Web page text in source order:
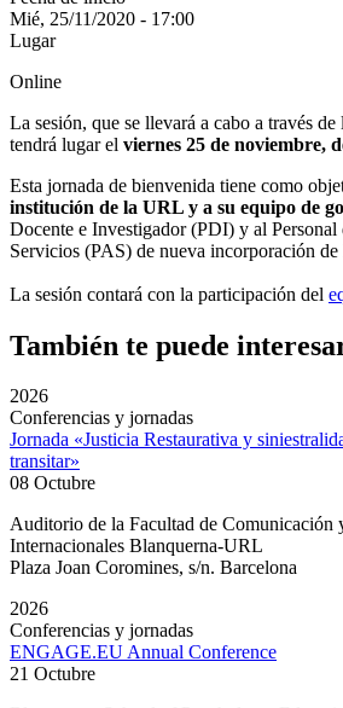
Mié, 25/11/2020 - 17:00
Lugar
Online
La sesión, que se llevará a cabo a través
tendrá lugar el viernes 25 de noviembre,
Esta jornada de bienvenida tiene como
institución de la URL y a su equipo de
Docente e Investigador (PDI) y al
Servicios (PAS) de nueva incorporación
La sesión contará con la participación del
También te puede
2026
Conferencias y jornadas
Jornada «Justicia Restaurativa y
transitar»
08 Octubre
Auditorio de la Facultad de Comunicación
Internacionales Blanquerna-URL
Plaza Joan Coromines, s/n. Barcelona
2026
Conferencias y jornadas
ENGAGE.EU Annual Conference
21 Octubre